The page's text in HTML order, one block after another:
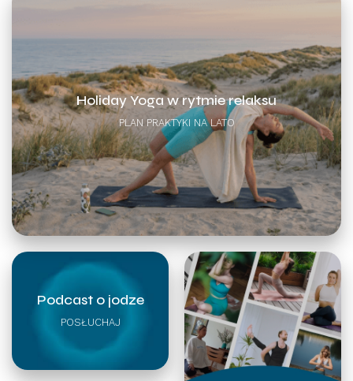
Podcast o jodze
POSŁUCHAJ
Holiday Yoga w rytmie relaksu
PLAN PRAKTYKI NA LATO